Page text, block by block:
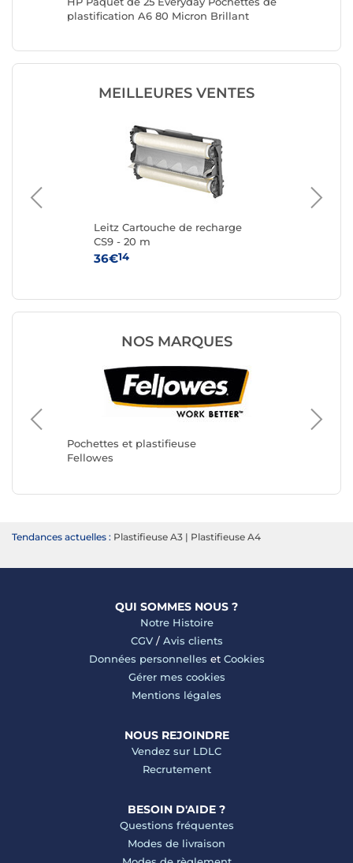
plastification A6 80 Micron Brillant
MEILLEURES VENTES
Leitz Cartouche de recharge
CS9 - 20 m
36€14
NOS MARQUES
Pochettes et plastifieuse
Fellowes
GBC
Tendances actuelles : Plastifieuse A3 | Plastifieuse A4
QUI SOMMES NOUS ?
Notre Histoire
CGV/ Avis clients
Données personnelles et Cookies
Gérer mes cookies
Mentions légales
NOUS REJOINDRE
Vendez sur LDLC
Recrutement
BESOIN D'AIDE ?
Questions fréquentes
Modes de livraison